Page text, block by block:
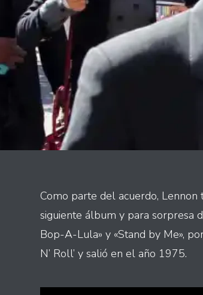
Como parte del acuerdo,
siguiente álbum y para sorpresa
Bop-A-Lula» y «Stand by Me»,
N’ Roll’ y salió en el año 1975.